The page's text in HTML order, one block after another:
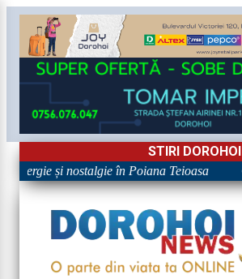
STIRI DOROHOI
și nostalgie în Poiana Teioasa